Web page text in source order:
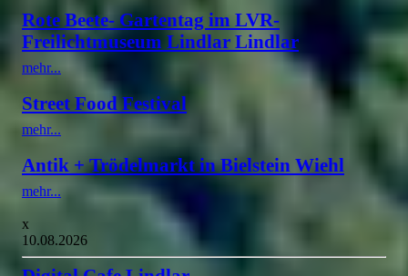
Rote Beete- Gartentag im LVR-
Freilichtmuseum Lindlar Lindlar
mehr...
Street Food Festival
mehr...
Antik + Trödelmarkt in Bielstein Wiehl
mehr...
x
10.08.2026